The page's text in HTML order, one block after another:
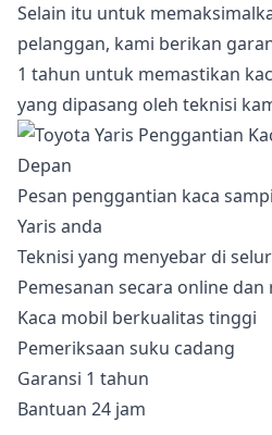
Selain itu untuk
pelanggan, kami berikan
1 tahun untuk memastikan
yang dipasang oleh teknisi
Pesan penggantian kaca
Yaris anda
Teknisi yang menyebar di
Pemesanan secara online
Kaca mobil berkualitas tinggi
Pemeriksaan suku cadang
Garansi 1 tahun
Bantuan 24 jam